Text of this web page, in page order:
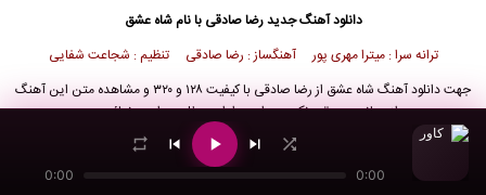
دانلود آهنگ جدیدرضا صادقی با نام شاه عشق
ترانه سرا : میترا مهری پور آهنگساز : رضا صادقی تنظیم : شجاعت شفایی
جهتدانلود آهنگ شاه عشق از رضا صادقی
با کیفیت ۱۲۸ و ۳۲۰ و مشاهده متن این آهنگ
ازرسانه موسیقی نکست وانبه ادامه مطلب مراجعه نمائید …
دانلود آهنگ رضا صادقی با نام شاه عشق
0:00
0:00